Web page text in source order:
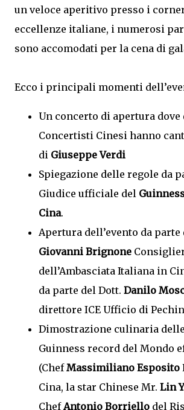
un veloce aperitivo presso i
eccellenze italiane, i numerosi
sono accomodati per la cena di
Ecco i principali momenti
Un concerto di apertura dove
Concertisti Cinesi hanno
di Giuseppe Verdi
Spiegazione delle regole da
Giudice ufficiale del
Cina.
Apertura dell’evento da parte
Giovanni Brignone
dell’Ambasciata Italiana in
da parte del Dott. Danilo
direttore ICE Ufficio di
Dimostrazione culinaria
Guinness record del Mondo
(ChefMassimiliano Esposito
Cina, la star Chinese Mr. Lin
ChefAntonio Borriello del